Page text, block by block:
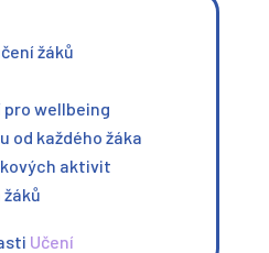
žáků
pro wellbeing
od každého žáka
aktivit
Učení